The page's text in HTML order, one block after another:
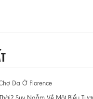
Da Ở Florence